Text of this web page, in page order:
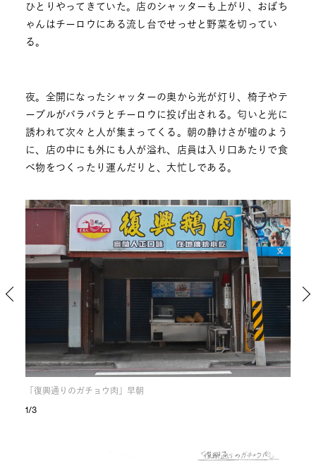
ひとりやってきていた。店のシャッターも上がり、おばち
ゃんはチーロウにある流し台でせっせと野菜を切ってい
る。
夜。全開になったシャッターの奥から光が灯り、椅子やテ
ーブルがバラバラとチーロウに投げ出される。匂いと光に
誘われて次々と人が集まってくる。朝の静けさが嘘のよう
に、店の中にも外にも人が溢れ、店員は入り口あたりで食
べ物をつくったり運んだりと、大忙しである。
「復興通りのガチョウ肉」早朝
1/3